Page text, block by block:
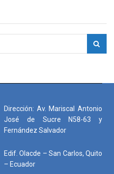
Dirección: Av. Mariscal Antonio
José de Sucre N58-63 y
Fernández Salvador
Edif. Olacde – San Carlos, Quito
– Ecuador